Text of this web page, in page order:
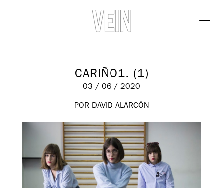
CARIÑO1. (1)
03 / 06 / 2020
POR DAVID ALARCÓN